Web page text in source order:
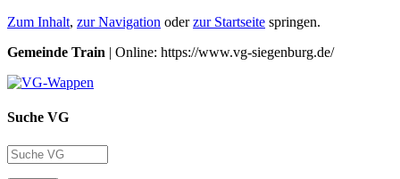
Zum Inhalt, zur Navigation oderzur Startseite springen.
Gemeinde Train | Online: https://www.vg-siegenburg.de/
Suche VG